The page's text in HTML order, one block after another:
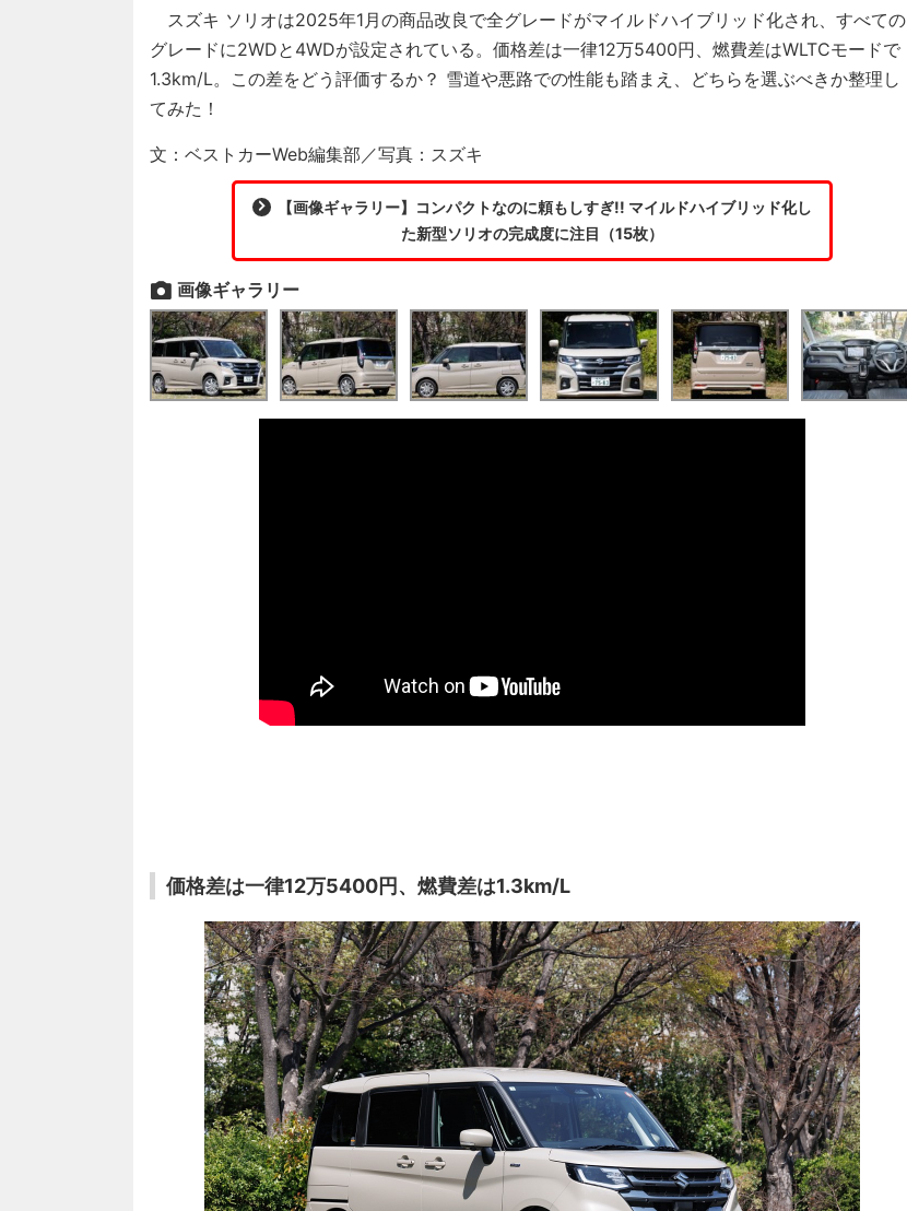
スズキ ソリオは2025年1月の商品改良で全グレードがマイルドハイブリッド化され、すべての
グレードに2WDと4WDが設定されている。価格差は一律12万5400円、燃費差はWLTCモードで
1.3km/L。この差をどう評価するか？ 雪道や悪路での性能も踏まえ、どちらを選ぶべきか整理し
てみた！
文：ベストカーWeb編集部／写真：スズキ
【画像ギャラリー】コンパクトなのに頼もしすぎ!! マイルドハイブリッド化し
た新型ソリオの完成度に注目（15枚）
画像ギャラリー
価格差は一律12万5400円、燃費差は1.3km/L